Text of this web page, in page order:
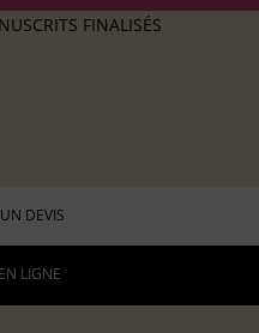
FINALISÉS
DEVIS
LIGNE